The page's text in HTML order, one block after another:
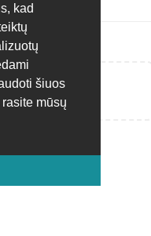
kad
šiuos
mūsų